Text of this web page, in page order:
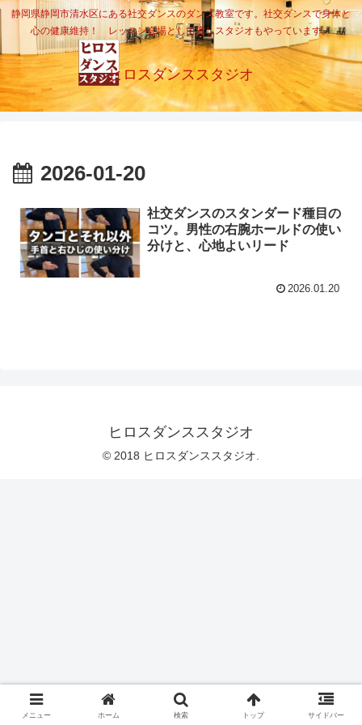
静岡県静岡市清水区にある社交ダンスのダンス教室です。社交ダンスで身体と
心の健康維持！ レッスン会場として貸しスタジオもやっています。
ヒロスダンススタジオ
2026-01-20
社交ダンスのスタンダード種目の
コツ。男性の右腕ホールドの使い
分けと、心地よいリード
2026.01.20
ヒロスダンススタジオ
© 2018 ヒロスダンススタジオ.
メニュー ホーム 検索 トップ サイドバー